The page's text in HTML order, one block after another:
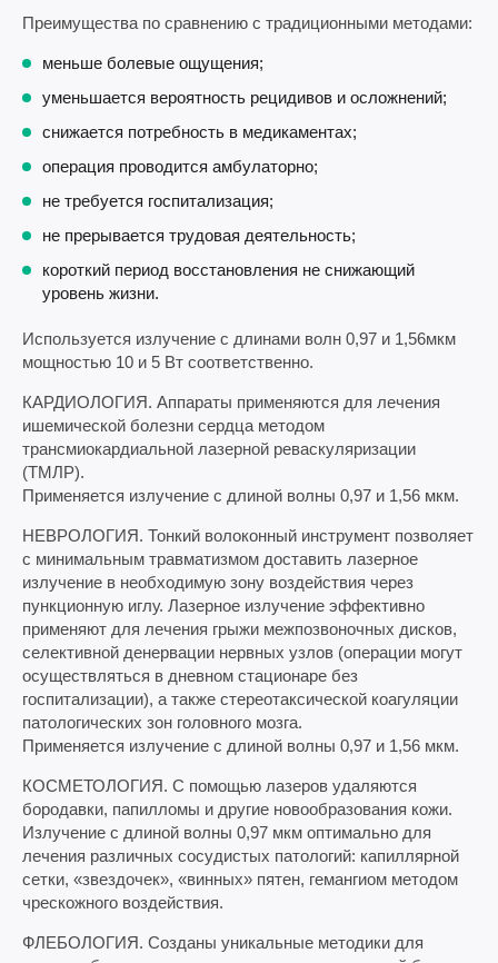
Преимущества по сравнению с традиционными методами:
меньше болевые ощущения;
уменьшается вероятность рецидивов и осложнений;
снижается потребность в медикаментах;
операция проводится амбулаторно;
не требуется госпитализация;
не прерывается трудовая деятельность;
короткий период восстановления не снижающий
уровень жизни.
Используется излучение с длинами волн 0,97 и 1,56мкм
мощностью 10 и 5 Вт соответственно.
КАРДИОЛОГИЯ. Аппараты применяются для лечения
ишемической болезни сердца методом
трансмиокардиальной лазерной реваскуляризации
(ТМЛР).
Применяется излучение с длиной волны 0,97 и 1,56 мкм.
НЕВРОЛОГИЯ. Тонкий волоконный инструмент позволяет
с минимальным травматизмом доставить лазерное
излучение в необходимую зону воздействия через
пункционную иглу. Лазерное излучение эффективно
применяют для лечения грыжи межпозвоночных дисков,
селективной денервации нервных узлов (операции могут
осуществляться в дневном стационаре без
госпитализации), а также стереотаксической коагуляции
патологических зон головного мозга.
Применяется излучение с длиной волны 0,97 и 1,56 мкм.
КОСМЕТОЛОГИЯ. С помощью лазеров удаляются
бородавки, папилломы и другие новообразования кожи.
Излучение с длиной волны 0,97 мкм оптимально для
лечения различных сосудистых патологий: капиллярной
сетки, «звездочек», «винных» пятен, гемангиом методом
чрескожного воздействия.
ФЛЕБОЛОГИЯ. Созданы уникальные методики для